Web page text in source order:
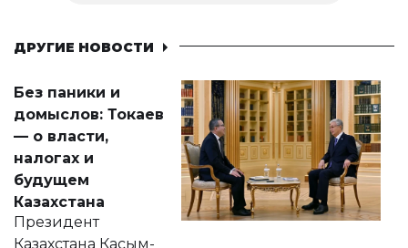
ДРУГИЕ НОВОСТИ
Без паники и
домыслов: Токаев
— о власти,
налогах и
будущем
Казахстана
Президент
Казахстана Касым-